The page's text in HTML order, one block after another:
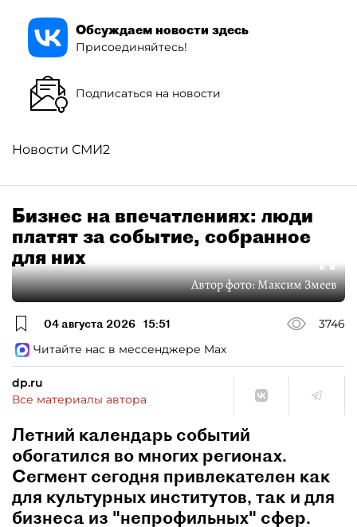
Обсуждаем новости здесь
Присоединяйтесь!
Подписаться на новости
Новости СМИ2
Бизнес на впечатлениях: люди
платят за событие, собранное
для них
Автор фото:Максим Змеев
04 августа 2026 15:51
3746
Читайте нас в мессенджере Max
dp.ru
Все материалы автора
Летний календарь событий
обогатился во многих регионах.
Сегмент сегодня привлекателен как
для культурных институтов, так и для
бизнеса из "непрофильных" сфер.